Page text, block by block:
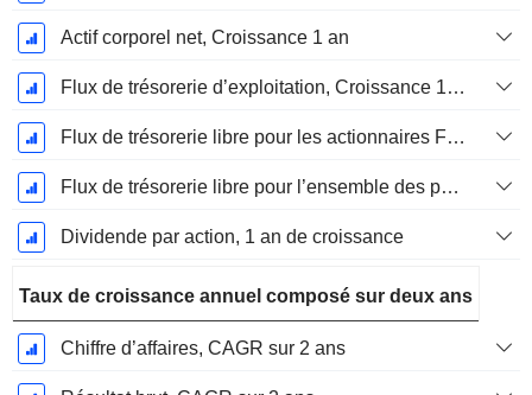
Actif corporel net, Croissance 1 an
Flux de trésorerie d’exploitation, Croissance 1 an
Flux de trésorerie libre pour les actionnaires FCFE, Croissance 1 an
Flux de trésorerie libre pour l’ensemble des pourvoyeurs de fonds (créanciers et actionnaires) FCFF, Croissance 1 an
Dividende par action, 1 an de croissance
Taux de croissance annuel composé sur deux ans
Chiffre d’affaires, CAGR sur 2 ans